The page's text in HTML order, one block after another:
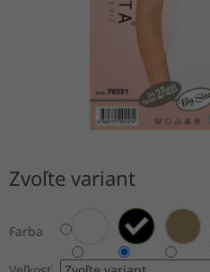
Zvoľte variant
Farba